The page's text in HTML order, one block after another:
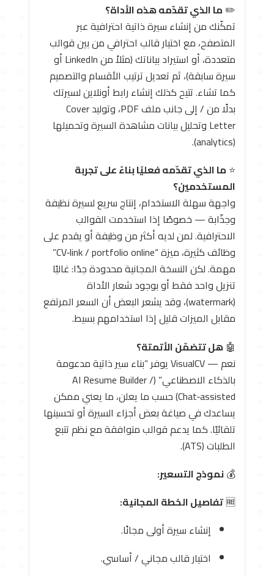
✏️ ما الذي تقدّمه هذه الأداة؟
تمكّنك من إنشاء سيرة ذاتية احترافية عبر
المتصفح، مع اختيار قالب احترافي من بين قوالب
متعددة، أو استيراد بياناتك (مثلاً من LinkedIn أو
سيرة سابقة)، ثم تعديل ترتيب الأقسام والتصميم
كما تشاء. تتيح كذلك إنشاء رابط أونلاين لسيرتك
بدلًا من / إلى جانب ملف PDF، وتوليد Cover
Letter وتحليل بيانات مشاهدة السيرة وتحميلها
(analytics).
⭐ ما الذي تقدّمه فعليًا بناءً على تجربة
المستخدمين؟
واجهة سهلة الاستخدام، إنتاج سريع لسيرة نظيفة
وجذّابة — خصوصًا إذا استخدمت القوالب
الاحترافية. لمن لديه أكثر من وظيفة أو يقدم على
وظائف كثيرة، ميزة “CV‑link / portfolio online”
مهمة. لكن النسخة المجانية محدودة جدًا: غالبًا
تنزيل واحد فقط أو بوجود شعار الأداة
(watermark)، وقد يشعر البعض أن السعر المرتفع
مقابل الميزات قليل إذا استخدامهم بسيط.
🤖هل تتضمّن الأتمتة؟
نعم — VisualCV يوفر “بناء سير ذاتية مدعومة
بالذكاء الاصطناعي” (AI Resume Builder /
Chat‑assisted) حسب ما يعلن، ما يعني ممكن
يساعدك في صياغة بعض أجزاء السيرة أو تحسينها
تلقائيًا. كما يدعم قوالب متوافقة مع نظم تتبع
الطلبات (ATS).
💰نموذج التسعير:
🆓تفاصيل الخطة المجانية:
إنشاء سيرة أولى مجانًا.
اختيار قالب مجاني / أساسي.